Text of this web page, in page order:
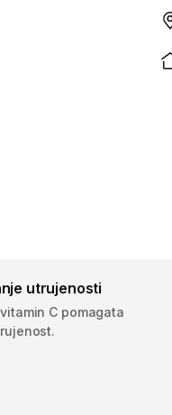
utrujenosti
C pomagata